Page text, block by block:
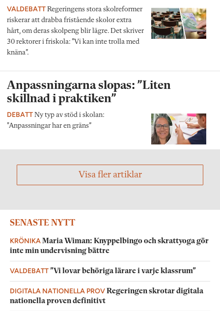
VALDEBATT Regeringens stora skolreformer
riskerar att drabba fristående skolor extra
hårt, om deras skolpeng blir lägre. Det skriver
30 rektorer i friskola: ”Vi kan inte trolla med
knäna”.
Anpassningarna slopas: ”Liten
skillnad i praktiken”
DEBATT Ny typ av stöd i skolan:
"Anpassningar har en gräns”
Visa fler artiklar
SENASTE NYTT
KRÖNIKA Maria Wiman: Knyppelbingo och skrattyoga gör
inte min undervisning bättre
VALDEBATT”Vi lovar behöriga lärare i varje klassrum”
DIGITALA NATIONELLA PROVRegeringen skrotar digitala
nationella proven definitivt